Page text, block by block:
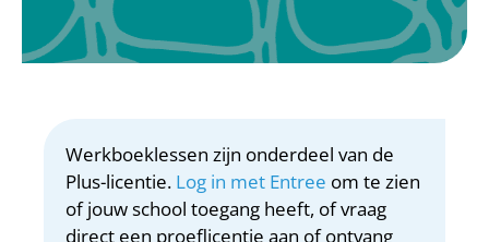
Werkboeklessen zijn onderdeel van de
Plus-licentie. Log in met Entree om te zien
of jouw school toegang heeft, of vraag
direct een proeflicentie aan of ontvang